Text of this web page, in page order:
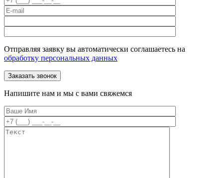
Отправляя заявку вы автоматически соглашаетесь на
обработку персональных данных
Напишите нам и мы с вами свяжемся